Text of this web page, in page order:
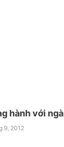
hành với
9, 2012